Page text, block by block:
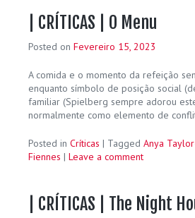
| CRÍTICAS | O Menu
Posted on Fevereiro 15, 2023
A comida e o momento da refeição
enquanto símbolo de posição social
familiar (Spielberg sempre adorou
normalmente como elemento de
Posted in Críticas | Tagged Anya
Fiennes | Leave a comment
| CRÍTICAS | The Night